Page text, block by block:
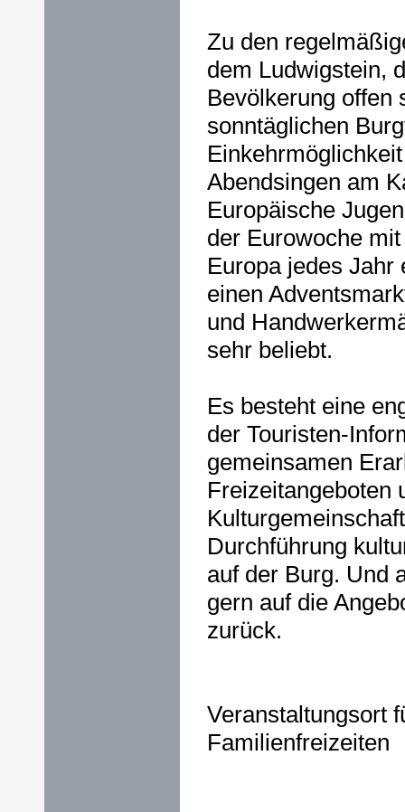
Zu den
dem Ludwigstein,
Bevölkerung offen
sonntäglichen
Abendsingen am
Europäische
der Eurowoche
Europa jedes Jahr
einen
und
sehr beliebt.
Es besteht eine
der Touristen-
gemeinsamen
Freizeitangeboten
Durchführung
auf der Burg. Und
gern auf die
zurück.
Veranstaltungsort
Familienfreizeiten